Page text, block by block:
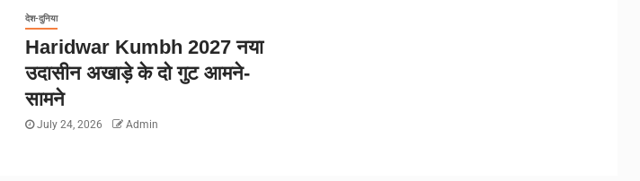
देश-दुनिया
Haridwar Kumbh 2027 नया
उदासीन अखाड़े के दो गुट आमने-
सामने
July 24, 2026 Admin